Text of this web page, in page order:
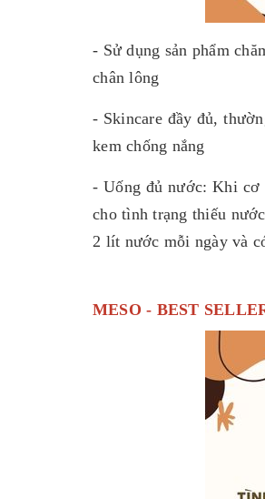
- Sử dụng sản phẩm
chân lông
- Skincare đầy đủ,
kem chống nắng
- Uống đủ nước: Khi cơ
cho tình trạng thiếu
2 lít nước mỗi ngày và
MESO - BEST